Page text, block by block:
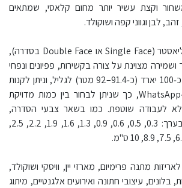
וקצת עשיר יותר מחום קלאסי, שמתאים
לבן וגווני קפה ושוקולד.​
הסרט עשוי סאטן מפוליאסטר (Single Face או Double Face בסדרה),
מצוינת על צורה בקשירות, פפיונים ונפחי
אריזה. גלגל מלא הוא כ‑100 יארד (כ‑91.4–92 מטר) לגליל, וניתן לקנות
לפי מטר בסניפים וב‑WhatsApp, כך שניתן לבחור בין כמות מדויקת
מלא לעבודה שוטפת. כמו בשאר צבעי הסדרה,
הרוחבים הזמינים הם בערך: 0.3, 0.5, 0.6, 0.9, 1.3, 1.6, 1.9, 2.2, 2.5,
מתנה פרימיום, מארזי יין, וויסקי ושוקולד,
בלונים, עיצובי חתונה ואירועים אלגנטיים, מיתוג